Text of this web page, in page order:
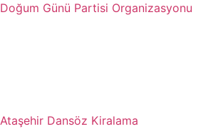
Doğum Günü Partisi Organizasyonu
Ataşehir Dansöz Kiralama